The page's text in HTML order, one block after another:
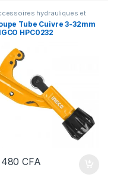
hydrauliques et
Hydraulique et Forage
,Outillage à main,
Tube Cuivre 3-32mm
HPC0232
480CFA